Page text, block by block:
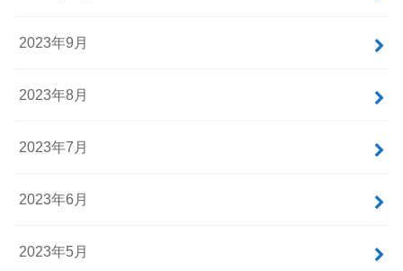
2023年9月
2023年8月
2023年7月
2023年6月
2023年5月